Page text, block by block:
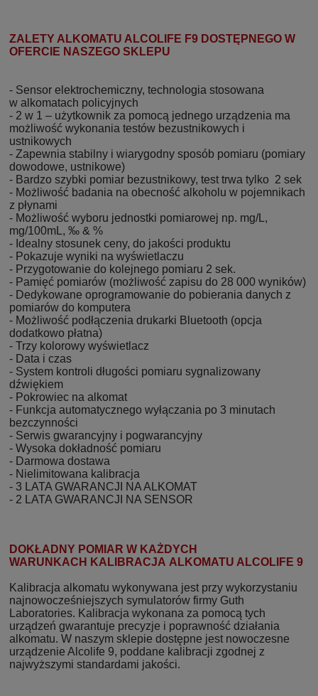
ZALETY ALKOMATU ALCOLIFE F9 DOSTĘPNEGO W
OFERCIE NASZEGO SKLEPU
- Sensor elektrochemiczny, technologia stosowana
w alkomatach policyjnych
- 2 w 1 – użytkownik za pomocą jednego urządzenia ma
możliwość wykonania testów bezustnikowych i
ustnikowych
- Zapewnia stabilny i wiarygodny sposób pomiaru (pomiary
dowodowe, ustnikowe)
- Bardzo szybki pomiar bezustnikowy, test trwa tylko 2 sek
- Możliwość badania na obecność alkoholu w pojemnikach
z płynami
- Możliwość wyboru jednostki pomiarowej np. mg/L,
mg/100mL, ‰ & %
- Idealny stosunek ceny, do jakości produktu
- Pokazuje wyniki na wyświetlaczu
- Przygotowanie do kolejnego pomiaru 2 sek.
- Pamięć pomiarów (możliwość zapisu do 28 000 wyników)
- Dedykowane oprogramowanie do pobierania danych z
pomiarów do komputera
- Możliwość podłączenia drukarki Bluetooth (opcja
dodatkowo płatna)
- Trzy kolorowy wyświetlacz
- Data i czas
- System kontroli długości pomiaru sygnalizowany
dźwiękiem
- Pokrowiec na alkomat
- Funkcja automatycznego wyłączania po 3 minutach
bezczynności
- Serwis gwarancyjny i pogwarancyjny
- Wysoka dokładność pomiaru
- Darmowa dostawa
- Nielimitowana kalibracja
- 3 LATA GWARANCJI NA ALKOMAT
- 2 LATA GWARANCJI NA SENSOR
DOKŁADNY POMIAR W KAŻDYCH
WARUNKACH KALIBRACJA ALKOMATU ALCOLIFE 9
Kalibracja alkomatu wykonywana jest przy wykorzystaniu
najnowocześniejszych symulatorów firmy Guth
Laboratories. Kalibracja wykonana za pomocą tych
urządzeń gwarantuje precyzje i poprawność działania
alkomatu. W naszym sklepie dostępne jest nowoczesne
urządzenie Alcolife 9, poddane kalibracji zgodnej z
najwyższymi standardami jakości.